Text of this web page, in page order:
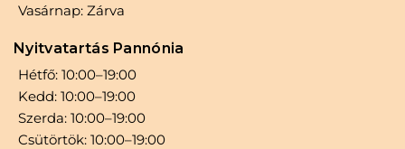
Vasárnap: Zárva
Nyitvatartás Pannónia
Hétfő: 10:00–19:00
Kedd: 10:00–19:00
Szerda: 10:00–19:00
Csütörtök: 10:00–19:00